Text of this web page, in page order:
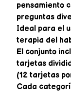
pensamiento
preguntas
Ideal para el
terapia del
El conjunto
tarjetas
(12 tarjetas
Cada